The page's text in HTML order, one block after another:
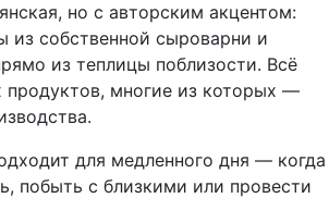
но с авторским акцентом:
из собственной сыроварни и
из теплицы поблизости. Всё
продуктов, многие из которых —
для медленного дня — когда
побыть с близкими или провести